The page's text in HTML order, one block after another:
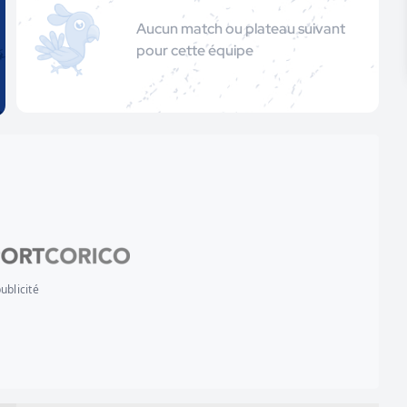
Aucun match ou plateau suivant
pour cette équipe